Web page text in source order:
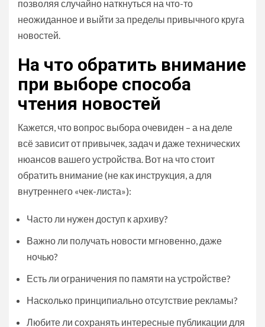
позволяя случайно наткнуться на что-то
неожиданное и выйти за пределы привычного круга
новостей.
На что обратить внимание
при выборе способа
чтения новостей
Кажется, что вопрос выбора очевиден – а на деле
всё зависит от привычек, задач и даже технических
нюансов вашего устройства. Вот на что стоит
обратить внимание (не как инструкция, а для
внутреннего «чек-листа»):
Часто ли нужен доступ к архиву?
Важно ли получать новости мгновенно, даже
ночью?
Есть ли ограничения по памяти на устройстве?
Насколько принципиально отсутствие рекламы?
Любите ли сохранять интересные публикации для